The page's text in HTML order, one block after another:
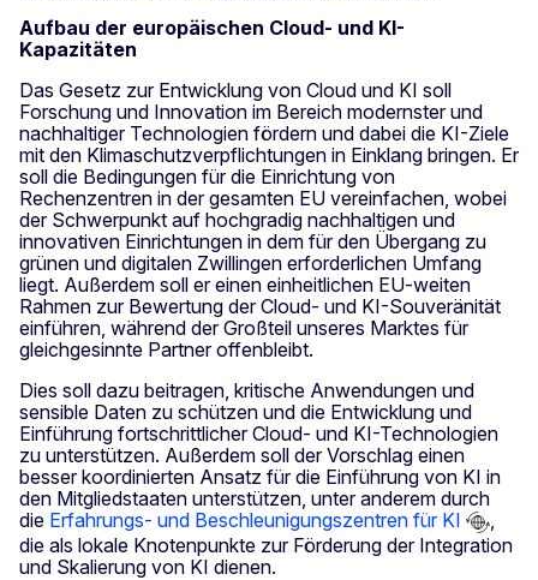
Aufbau der europäischen Cloud- und KI-
Kapazitäten
Das Gesetz zur Entwicklung von Cloud und KI soll
Forschung und Innovation im Bereich modernster und
nachhaltiger Technologien fördern und dabei die KI-Ziele
mit den Klimaschutzverpflichtungen in Einklang bringen. Er
soll die Bedingungen für die Einrichtung von
Rechenzentren in der gesamten EU vereinfachen, wobei
der Schwerpunkt auf hochgradig nachhaltigen und
innovativen Einrichtungen in dem für den Übergang zu
grünen und digitalen Zwillingen erforderlichen Umfang
liegt. Außerdem soll er einen einheitlichen EU-weiten
Rahmen zur Bewertung der Cloud- und KI-Souveränität
einführen, während der Großteil unseres Marktes für
gleichgesinnte Partner offenbleibt.
Dies soll dazu beitragen, kritische Anwendungen und
sensible Daten zu schützen und die Entwicklung und
Einführung fortschrittlicher Cloud- und KI-Technologien
zu unterstützen. Außerdem soll der Vorschlag einen
besser koordinierten Ansatz für die Einführung von KI in
den Mitgliedstaaten unterstützen, unter anderem durch
die Erfahrungs- und Beschleunigungszentren für KI
die als lokale Knotenpunkte zur Förderung der Integration
und Skalierung von KI dienen.